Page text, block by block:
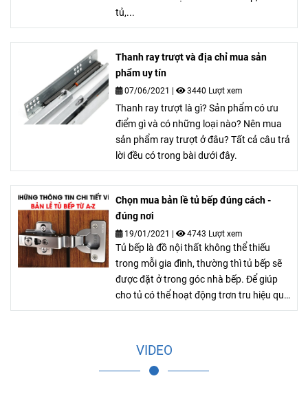
tủ,...
Thanh ray trượt và địa chỉ mua sản
phẩm uy tín
07/06/2021 | 3440 Lượt xem
Thanh ray trượt là gì? Sản phẩm có ưu
điểm gì và có những loại nào? Nên mua
sản phẩm ray trượt ở đâu? Tất cả câu trả
lời đều có trong bài dưới đây.
Chọn mua bản lề tủ bếp đúng cách -
đúng nơi
19/01/2021 | 4743 Lượt xem
Tủ bếp là đồ nội thất không thể thiếu
trong mỗi gia đình, thường thì tủ bếp sẽ
được đặt ở trong góc nhà bếp. Để giúp
cho tủ có thể hoạt động trơn tru hiệu quả
thì không thể không nhắc đến bản lề tủ
được nhiều người sử dụng đưa ra cho
chúng tôi trong thời gian vừa qua. Để
biết thông tin chi tiết về thiết bị này, hãy
VIDEO